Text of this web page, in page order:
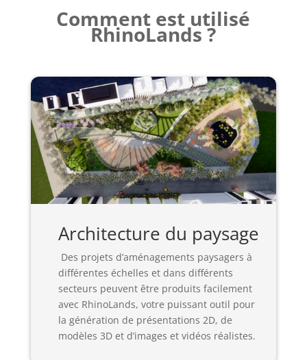
Comment est utilisé
RhinoLands ?
Architecture du paysage
Des projets d’aménagements paysagers à
différentes échelles et dans différents
secteurs peuvent être produits facilement
avec RhinoLands, votre puissant outil pour
la génération de présentations 2D, de
modèles 3D et d’images et vidéos réalistes.